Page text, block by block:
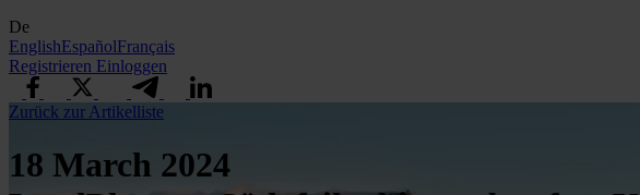
De
EnglishEspañolFrançais
Registrieren Einloggen
Zurück zur Artikelliste
18 March 2024